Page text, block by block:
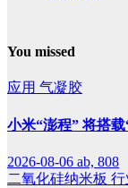
You missed
应用 气凝胶
小米“澎程” 将搭
2026-08-06 ab, 808
二氧化硅纳米板 行